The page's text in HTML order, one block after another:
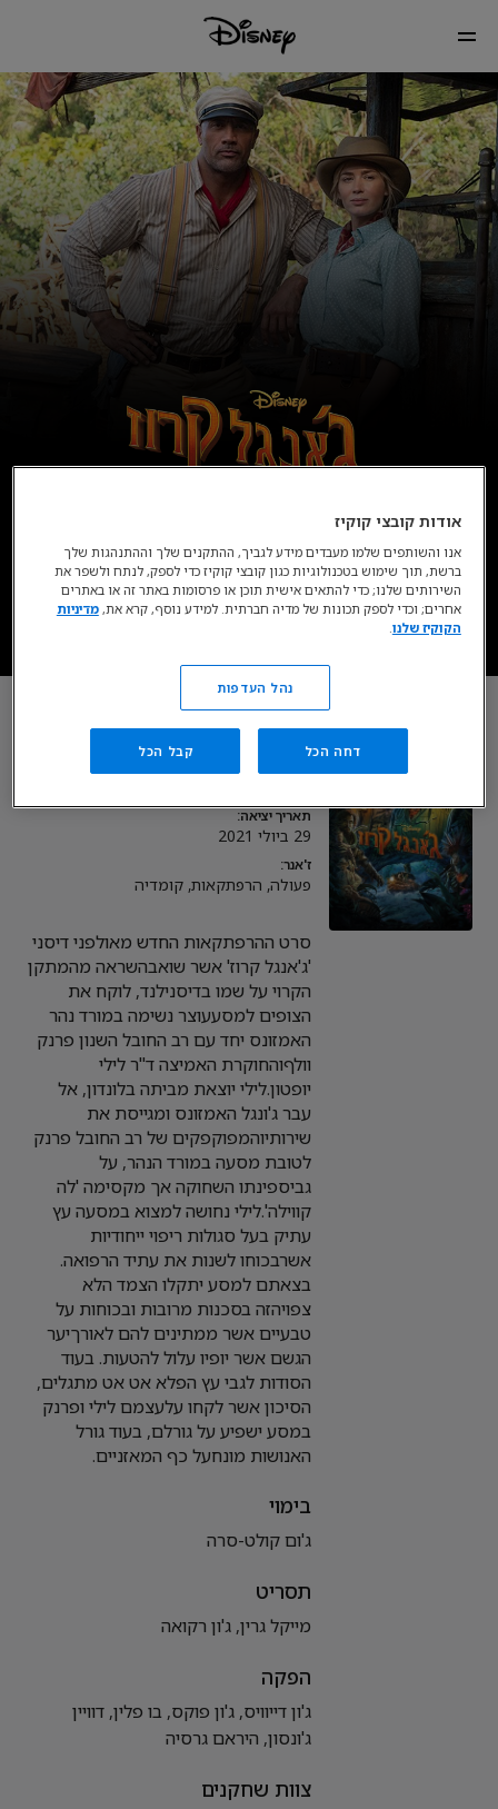
זמין בסטרימינג כעת בדיסני+*
עכשיו ב- DISNEY+
ג'אנגל קרוז
תאריך יציאה:
29 ביולי 2021
ז'אנר:
פעולה, הרפתקאות, קומדיה
סרט ההרפתקאות החדש מאולפני דיסני
'ג'אנגל קרוז' אשר שואבהשראה מהמתקן
הקרוי על שמו בדיסנילנד, לוקח את
הצופים למסעעוצר נשימה במורד נהר
האמזונס יחד עם רב החובל השנון פרנק
וולףוהחוקרת האמיצה ד"ר לילי
יופטון.לילי יוצאת מביתה בלונדון, אל
עבר ג'ונגל האמזונס ומגייסת את
שירותיוהמפוקפקים של רב החובל פרנק
לטובת מסעה במורד הנהר, על
גביספינתו השחוקה אך מקסימה 'לה
קווילה'.לילי נחושה למצוא במסעה עץ
עתיק בעל סגולות ריפוי ייחודיות
אשרבכוחו לשנות את עתיד הרפואה.
בצאתם למסע יתקלו הצמד הלא
צפויהזה בסכנות מרובות ובכוחות על
טבעיים אשר ממתינים להם לאורךיער
הגשם אשר יופיו עלול להטעות. בעוד
הסודות לגבי עץ הפלא אט אט מתגלים,
הסיכון אשר לקחו עלעצמם לילי ופרנק
במסע ישפיע על גורלם, בעוד גורל
האנושות מונחעל כף המאזניים.
בימוי
ג'ום קולט-סרה
תסריט
מייקל גרין, ג'ון רקואה
הפקה
ג'ון דייוויס, ג'ון פוקס, בו פלין, דוויין
ג'ונסון, היראם גרסיה
צוות שחקנים
אודות קובצי קוקיז
אנו והשותפים שלמו מעבדים מידע לגביך, ההתקנים שלך וההתנהגות שלך
ברשת, תוך שימוש בטכנולוגיות כגון קובצי קוקיז כדי לספק, לנתח ולשפר את
השירותים שלנו; כדי להתאים אישית תוכן או פרסומות באתר זה או באתרים
אחרים; וכדי לספק תכונות של מדיה חברתית. למידע נוסף, קרא את,מדיניות
הקוקיז שלנו
נהל העדפות
דחה הכל קבל הכל